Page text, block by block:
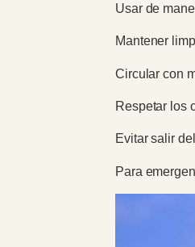
Usar de
Mantener
Circular con
Respetar los
Evitar salir
Para